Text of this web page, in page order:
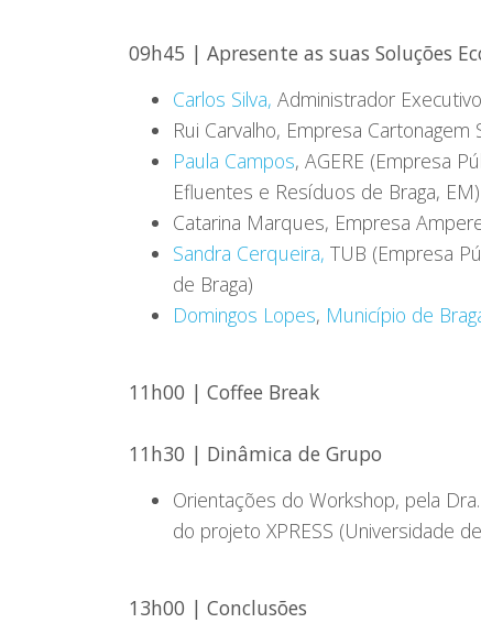
09h45 | Apresente as suas Soluções
Carlos Silva, Administrador
Rui Carvalho, Empresa Cartonagem
Paula Campos, AGERE (Empresa
Efluentes e Resíduos de Braga, EM)
Catarina Marques, Empresa
Sandra Cerqueira, TUB (Empresa
de Braga)
Domingos Lopes, Município de
11h00 | Coffee Break
11h30 | Dinâmica de Grupo
Orientações do Workshop, pela
do projeto XPRESS (Universidade
13h00 | Conclusões